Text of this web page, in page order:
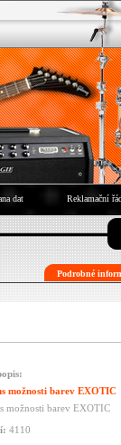
dat Reklamační
Podrobné
možnosti barev EXOTIC
možnosti barev EXOTIC
4110